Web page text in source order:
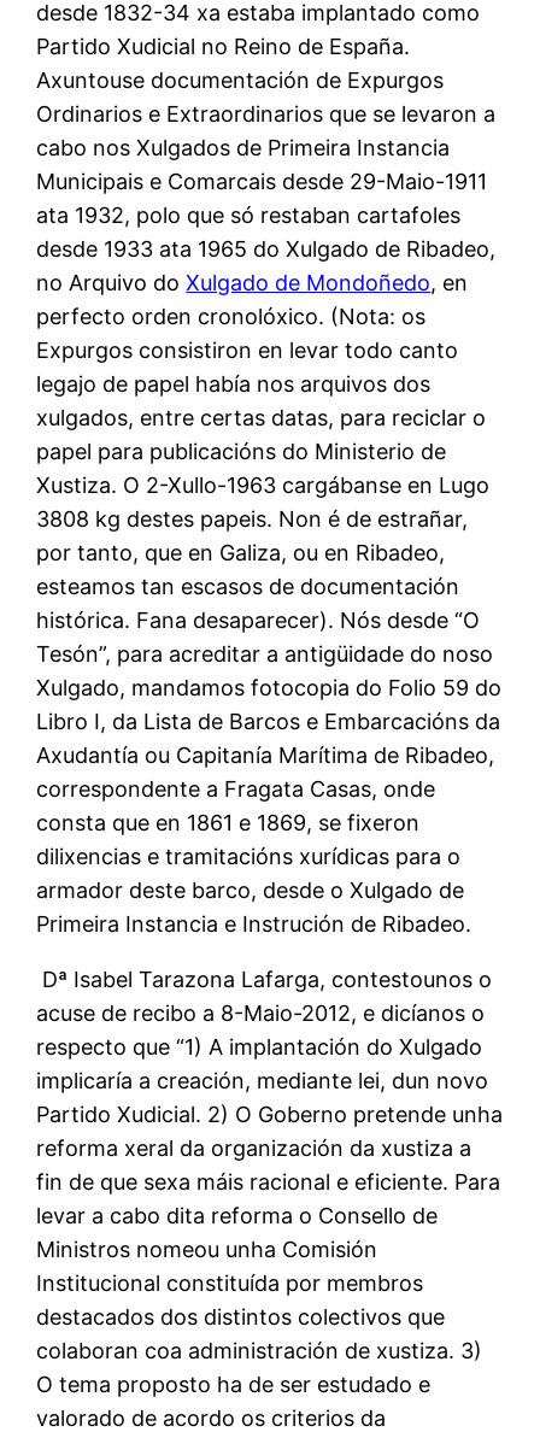
desde 1832-34 xa estaba implantado como
Partido Xudicial no Reino de España.
Axuntouse documentación de Expurgos
Ordinarios e Extraordinarios que se levaron a
cabo nos Xulgados de Primeira Instancia
Municipais e Comarcais desde 29-Maio-1911
ata 1932, polo que só restaban cartafoles
desde 1933 ata 1965 do Xulgado de Ribadeo,
no Arquivo doXulgado de Mondoñedo, en
perfecto orden cronolóxico. (Nota: os
Expurgos consistiron en levar todo canto
legajo de papel había nos arquivos dos
xulgados, entre certas datas, para reciclar o
papel para publicacións do Ministerio de
Xustiza. O 2-Xullo-1963 cargábanse en Lugo
3808 kg destes papeis. Non é de estrañar,
por tanto, que en Galiza, ou en Ribadeo,
esteamos tan escasos de documentación
histórica. Fana desaparecer). Nós desde “O
Tesón”, para acreditar a antigüidade do noso
Xulgado, mandamos fotocopia do Folio 59 do
Libro I, da Lista de Barcos e Embarcacións da
Axudantía ou Capitanía Marítima de Ribadeo,
correspondente a Fragata Casas, onde
consta que en 1861 e 1869, se fixeron
dilixencias e tramitacións xurídicas para o
armador deste barco, desde o Xulgado de
Primeira Instancia e Instrución de Ribadeo.
Dª Isabel Tarazona Lafarga, contestounos o
acuse de recibo a 8-Maio-2012, e dicíanos o
respecto que “1) A implantación do Xulgado
implicaría a creación, mediante lei, dun novo
Partido Xudicial. 2) O Goberno pretende unha
reforma xeral da organización da xustiza a
fin de que sexa máis racional e eficiente. Para
levar a cabo dita reforma o Consello de
Ministros nomeou unha Comisión
Institucional constituída por membros
destacados dos distintos colectivos que
colaboran coa administración de xustiza. 3)
O tema proposto ha de ser estudado e
valorado de acordo os criterios da